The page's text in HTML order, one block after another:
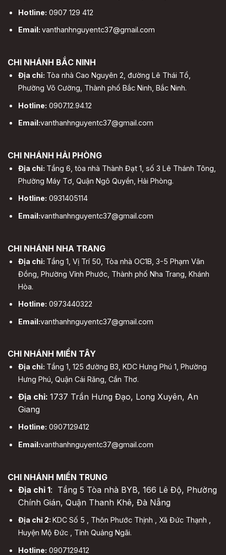
Hotline: 0907 129 412
Email: vanthanhnguyentc37@gmail.com
CHI NHÁNH BẮC NINH
Địa chỉ: Tòa nhà Cao Nguyên 2, đường Lê Thái Tổ,
Phường Võ Cường, Thành phố Bắc Ninh, Bắc Ninh.
Hotline: 0907.12.94.12
Email:vanthanhnguyentc37@gmail.com
CHI NHÁNH HẢI PHÒNG
Địa chỉ: Tầng 6, tòa nhà Thành Đạt 1, số 3 Lê Thánh Tông,
Phường Máy Tơ, Quận Ngô Quyền, Hải Phòng.
Hotline: 0931405114
Email:vanthanhnguyentc37@gmail.com
CHI NHÁNH NHA TRANG
Địa chỉ: Tầng 1, Vị Trí 50, Tòa nhà OC1B, 3-5 Phạm Văn
Đồng, Phường Vĩnh Phước, Thành phố Nha Trang, Khánh
Hòa.
Hotline: 0973440322
Email:vanthanhnguyentc37@gmail.com
CHI NHÁNH MIỀN TÂY
Địa chỉ: Tầng 1, 125 đường B3, KDC Hưng Phú 1, Phường
Hưng Phú, Quận Cái Răng, Cần Thơ.
Địa chỉ: 1737 Trần Hưng Đạo, Long Xuyên, An
Giang
Hotline: 0907129412
Email:vanthanhnguyentc37@gmail.com
CHI NHÁNH MIỀN TRUNG
Địa chỉ 1: Tầng 5 Tòa nhà BYB, 166 Lê Độ, Phường
Chính Gián, Quận Thanh Khê, Đà Nẵng
Địa chỉ 2: KDC Số 5 , Thôn Phước Thịnh , Xã Đức Thạnh ,
Huyện Mộ Đức , Tỉnh Quảng Ngãi.
Hotline: 0907129412